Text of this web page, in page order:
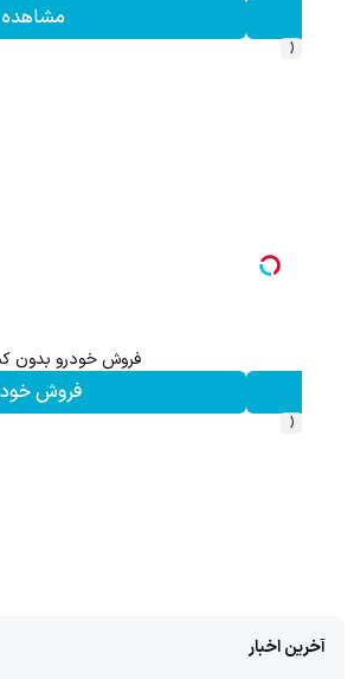
مشاهده
‹
فروش خودرو بدون
فروش خودرو
‹
آخرین اخبار